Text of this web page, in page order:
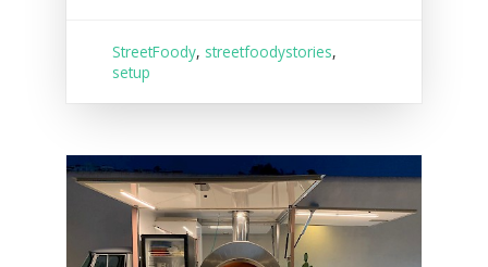
StreetFoody, streetfoodystories,
setup